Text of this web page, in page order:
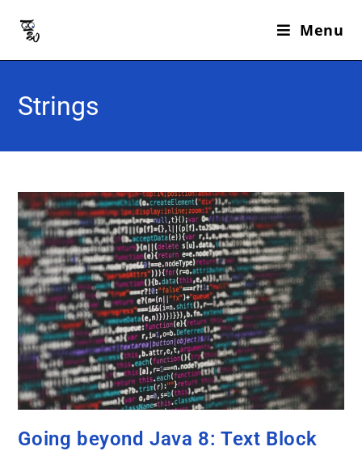
Menu
Strings
Going beyond Java 8: Text Block